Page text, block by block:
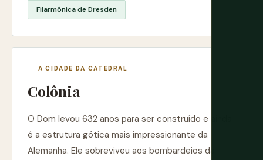
Filarmônica de Dresden
A CIDADE DA CATEDRAL
Colônia
O Dom levou 632 anos para ser construído e ainda
é a estrutura gótica mais impressionante da
Alemanha. Ele sobreviveu aos bombardeios da II